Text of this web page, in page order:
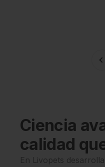
Ciencia
calidad
En Livopets